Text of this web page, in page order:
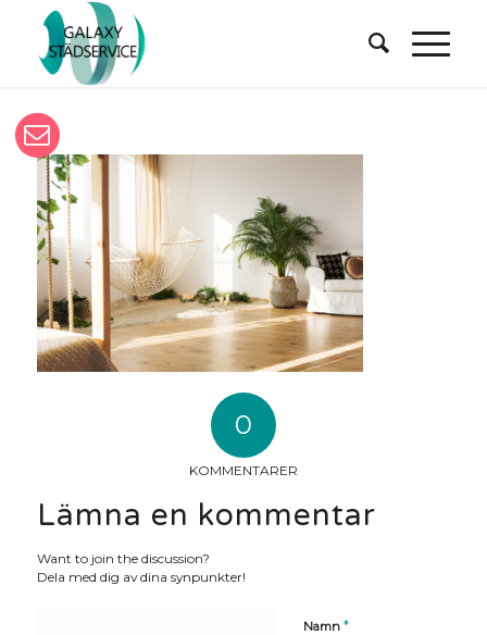
0
KOMMENTARER
Lämna en kommentar
Want to join the discussion?
Dela med dig av dina synpunkter!
Namn *